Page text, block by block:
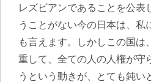
レズビアンであることを公表
うことがない今の日本は、私
も言えます。しかしこの国は
重して、全ての人の人権が守
うという動きが、とても鈍い